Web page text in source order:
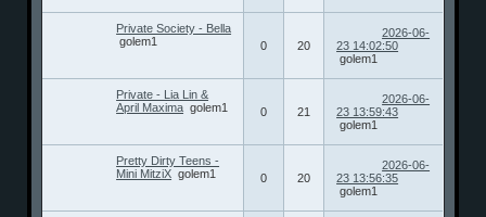
Private Society - Bella
golem1
0 20
2026-06-
23 14:02:50
golem1
Private - Lia Lin &
April Maxima golem1 0 21
2026-06-
23 13:59:43
golem1
Pretty Dirty Teens -
Mini MitziX golem1 0 20
2026-06-
23 13:56:35
golem1